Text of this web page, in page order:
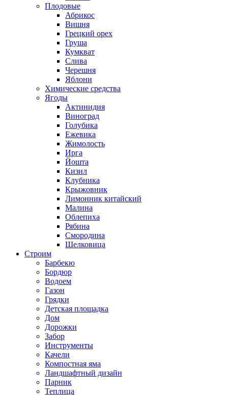
Плодовые
Абрикос
Вишня
Грецкий орех
Груша
Кумкват
Слива
Черешня
Яблони
Химические средства
Ягоды
Актинидия
Виноград
Голубика
Ежевика
Жимолость
Ирга
Йошта
Кизил
Клубника
Крыжовник
Лимонник китайский
Малина
Облепиха
Рябина
Смородина
Шелковица
Строим
Барбекю
Бордюр
Водоем
Газон
Грядки
Детская площадка
Дом
Дорожки
Забор
Инструменты
Качели
Компостная яма
Ландшафтный дизайн
Парник
Теплица